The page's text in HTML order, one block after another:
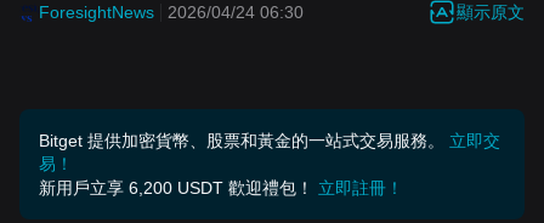
ForesightNews 2026/04/24 06:30 顯示原文
Bitget 提供加密貨幣、股票和黃金的一站式交易服務。
立即交
易！
新用戶立享 6,200 USDT 歡迎禮包！
立即註冊！